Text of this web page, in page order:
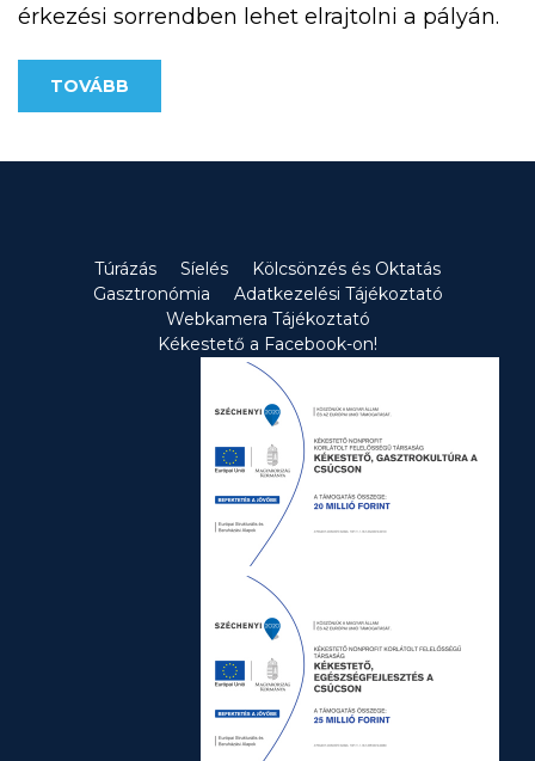
érkezési sorrendben lehet elrajtolni a pályán.
A rendezvény 12:00 óráig tart.
Eredményhirdetés 13:00 órakor a HE-DO
1 személy tartózkodhat. A versenyre
TOVÁBB
Túrázás Síelés
Kölcsönzés és Oktatás
Gasztronómia
Adatkezelési Tájékoztató
Webkamera Tájékoztató
Kékestető a Facebook-on!